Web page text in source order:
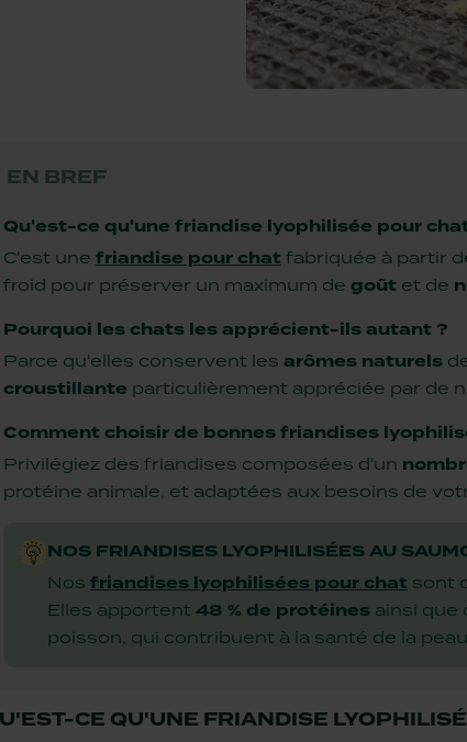
EN BREF
Qu'est-ce qu'une friandise lyophilisée pour
C'est une friandise pour chat fabriquée à partir
froid pour préserver un maximum de goût et de
Pourquoi les chats les apprécient-ils autant ?
Parce qu'elles conservent les arômes naturels
croustillante particulièrement appréciée par de
Comment choisir de bonnes friandises
Privilégiez des friandises composées d'un
protéine animale, et adaptées aux besoins de
NOS FRIANDISES LYOPHILISÉES AU
Nos friandises lyophilisées pour chat sont
Elles apportent 48 % de protéinesainsi que
poisson, qui contribuent à la santé de la
CE QU'UNE FRIANDISE